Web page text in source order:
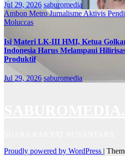
Jul 29, 2026 saburomedia
Ambon MetroJurnalisme Aktivis
Moluccas
Isi Materi LK-III HMI, Ketua
Indonesia Harus Melampaui
Produktif
Jul 29, 2026 saburomedia
Proudly powered by WordPress |